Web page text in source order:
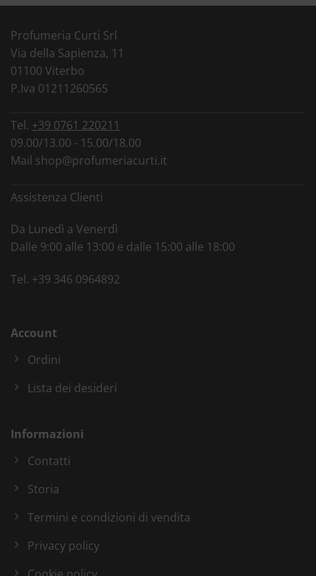
Profumeria Curti Srl
Via della Sapienza, 11
01100 Viterbo
P.Iva 01211260565
Tel. +39 0761 220211
09.00/13.00 - 15.00/18.00
Mail shop@profumeriacurti.it
Assistenza Clienti
Da Lunedì a Venerdì
Dalle 9:00 alle 13:00 e dalle 15:00 alle 18:00
Tel. +39 346 0964892
Account
Ordini
Lista dei desideri
Informazioni
Contatti
Storia
Termini e condizioni di vendita
Privacy policy